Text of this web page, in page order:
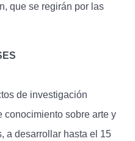
que se regirán por las
de investigación
conocimiento sobre arte y
a desarrollar hasta el 15